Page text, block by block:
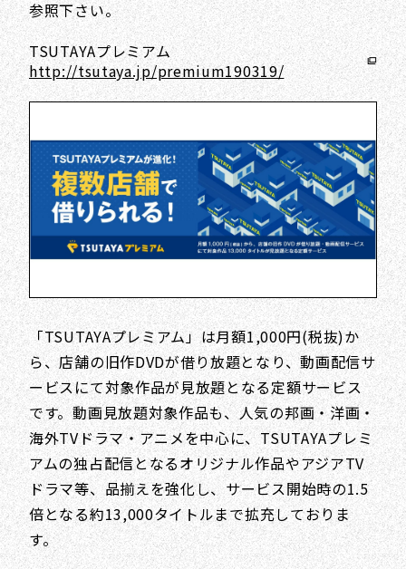
参照下さい。
TSUTAYAプレミアム
http://tsutaya.jp/premium190319/
「TSUTAYAプレミアム」は月額1,000円(税抜)か
ら、店舗の旧作DVDが借り放題となり、動画配信サ
ービスにて対象作品が見放題となる定額サービス
です。動画見放題対象作品も、人気の邦画・洋画・
海外TVドラマ・アニメを中心に、TSUTAYAプレミ
アムの独占配信となるオリジナル作品やアジアTV
ドラマ等、品揃えを強化し、サービス開始時の1.5
倍となる約13,000タイトルまで拡充しておりま
す。